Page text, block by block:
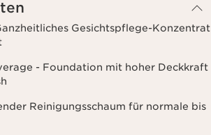
Gesichtspflege-Konzentrat
- Foundation mit hoher Deckkraft
Reinigungsschaum für normale bis